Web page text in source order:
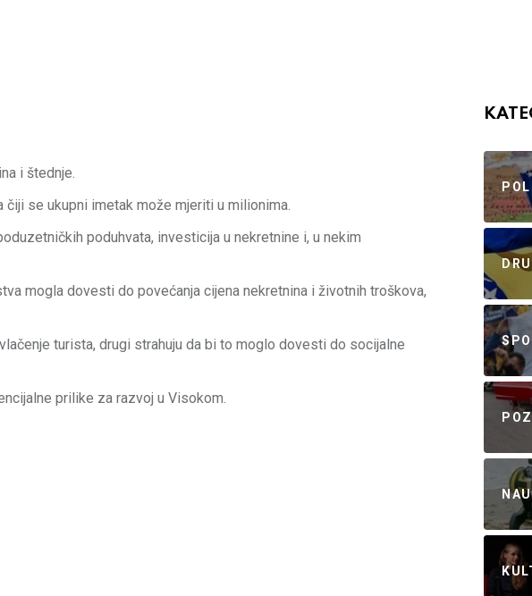
i štednje.
se ukupni imetak može mjeriti u milionima.
poduhvata, investicija u nekretnine i, u nekim
mogla dovesti do povećanja cijena nekretnina i životnih troškova,
turista, drugi strahuju da bi to moglo dovesti do socijalne
prilike za razvoj u Visokom.